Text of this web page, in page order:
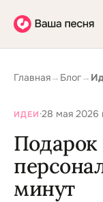
Главная→ Блог→
ИДЕИ·28 мая 2026
Подарок
минут